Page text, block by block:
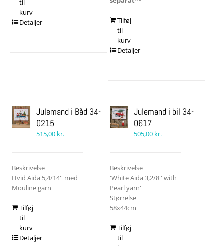
til
kurv
Detaljer
Tilføj
til
kurv
Detaljer
Julemand i Båd 34-
0215
515,00 kr.
Beskrivelse
Hvid Aida 5,4/14'' med
Mouline garn
Tilføj
til
kurv
Detaljer
Julemand i bil 34-
0617
505,00 kr.
Beskrivelse
'White Aida 3,2/8'' with
Pearl yarn'
Størrelse
58x44cm
Tilføj
til